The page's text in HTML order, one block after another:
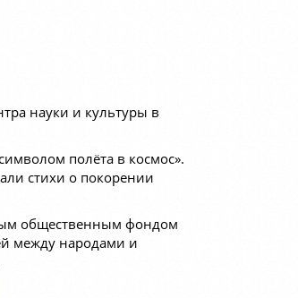
науки и культуры в
полёта в космос».
стихи о покорении
общественным фондом
между народами и